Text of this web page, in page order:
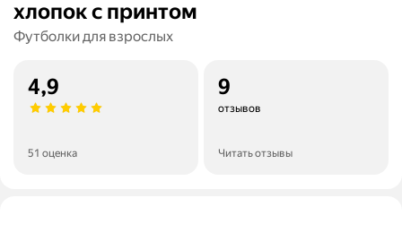
хлопок с принтом
Футболки для взрослых
4,9
51 оценка
9
отзывов
Читать отзывы